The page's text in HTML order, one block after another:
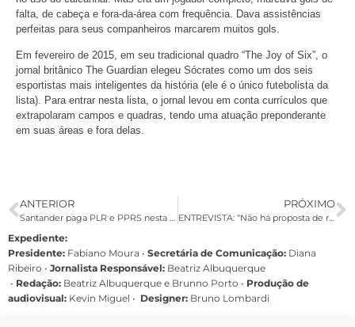
falta, de cabeça e fora-da-área com frequência. Dava assistências
perfeitas para seus companheiros marcarem muitos gols.
Em fevereiro de 2015, em seu tradicional quadro “The Joy of Six”, o
jornal britânico The Guardian elegeu Sócrates como um dos seis
esportistas mais inteligentes da história (ele é o único futebolista da
lista). Para entrar nesta lista, o jornal levou em conta currículos que
extrapolaram campos e quadras, tendo uma atuação preponderante
em suas áreas e fora delas.
ANTERIOR
Santander paga PLR e PPRS nesta sexta; confira os valores
PRÓXIMO
ENTREVISTA: “Não há proposta de reforma da previdência”, diz Carlos Gabas
Expediente:
Presidente: Fabiano Moura • Secretária de Comunicação: Diana
Ribeiro • Jornalista Responsável: Beatriz Albuquerque
• Redação: Beatriz Albuquerque e Brunno Porto • Produção de
audiovisual: Kevin Miguel • Designer: Bruno Lombardi